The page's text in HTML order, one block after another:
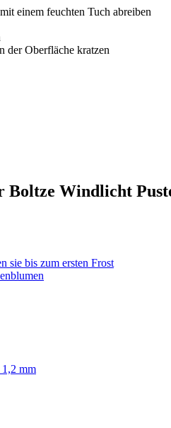
einem feuchten Tuch abreiben
der Oberfläche kratzen
Windlicht
sie bis zum ersten Frost
mm